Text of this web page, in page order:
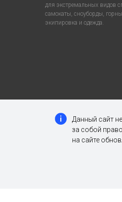
для экстремальных видов
самокаты, сноуборды,
экипировка и одежда.
Данный сайт
за собой
на сайте